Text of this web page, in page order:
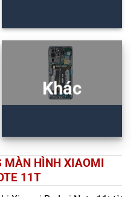
Khác
MÀN HÌNH XIAOMI
11T